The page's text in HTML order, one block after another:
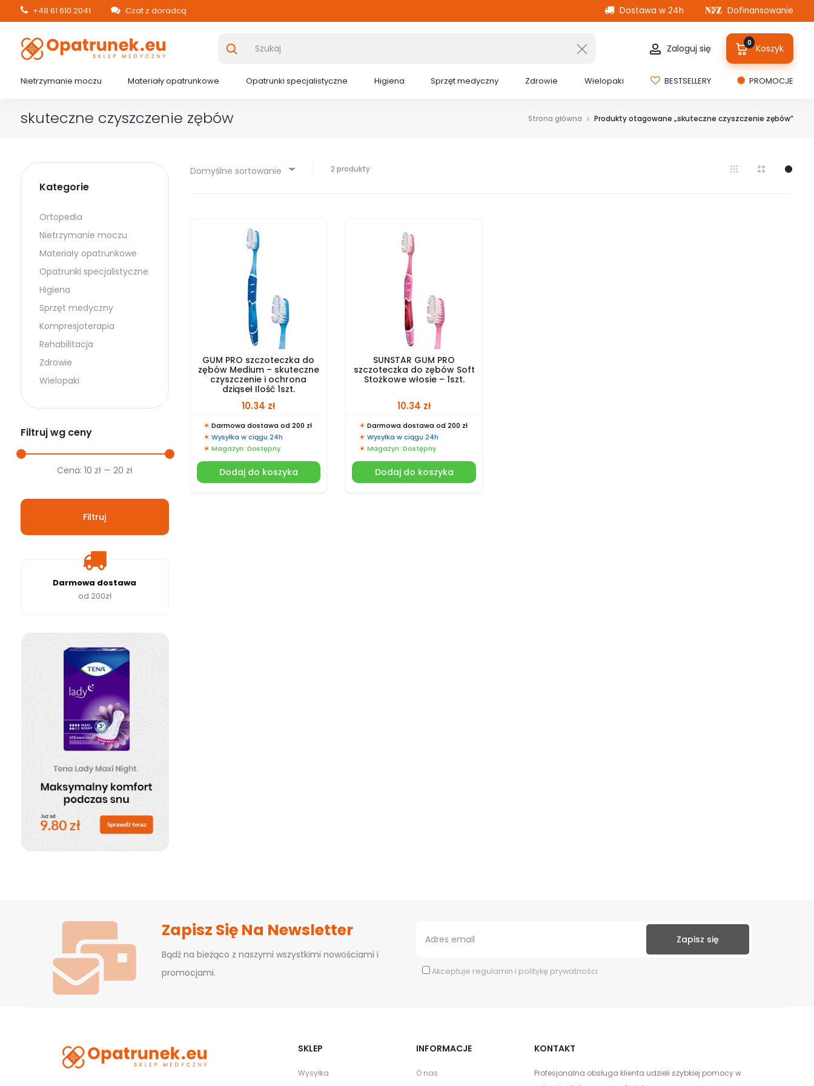
+48 61 610 2041 Czat z doradcą Dostawa w 24h Dofinansowanie
Zaloguj się 0 Koszyk
Nietrzymanie moczu Materiały opatrunkowe Opatrunki specjalistyczne Higiena Sprzęt medyczny Zdrowie Wielopaki BESTSELLERY PROMOCJE
skuteczne czyszczenie zębów Strona główna Produkty otagowane „skuteczne czyszczenie zębów”
Domyślne sortowanie 2 produkty
GUM PRO szczoteczka do
zębów Medium – skuteczne
czyszczenie i ochrona
dziąseł Ilość 1szt.
10.34 zł
Darmowa dostawa od 200 zł
Wysyłka w ciągu 24h
Magazyn: Dostępny
Dodaj do koszyka
SUNSTAR GUM PRO
szczoteczka do zębów Soft
Stożkowe włosie – 1szt.
10.34 zł
Darmowa dostawa od 200 zł
Wysyłka w ciągu 24h
Magazyn: Dostępny
Dodaj do koszyka
Kategorie
Ortopedia
Nietrzymanie moczu
Materiały opatrunkowe
Opatrunki specjalistyczne
Higiena
Sprzęt medyczny
Kompresjoterapia
Rehabilitacja
Zdrowie
Wielopaki
Filtruj wg ceny
Cena
Cena
Filtruj
Cena: 10 zł— 20 zł
Darmowa dostawa
od 200zł
Zapisz Się Na Newsletter
Bądź na bieżąco z naszymi wszystkimi nowościami i
promocjami.
Akceptuje regulamin i politykę prywatności
SKLEP
Wysyłka
INFORMACJE
O nas
KONTAKT
Profesjonalna obsługa klienta udzieli szybkiej pomocy w